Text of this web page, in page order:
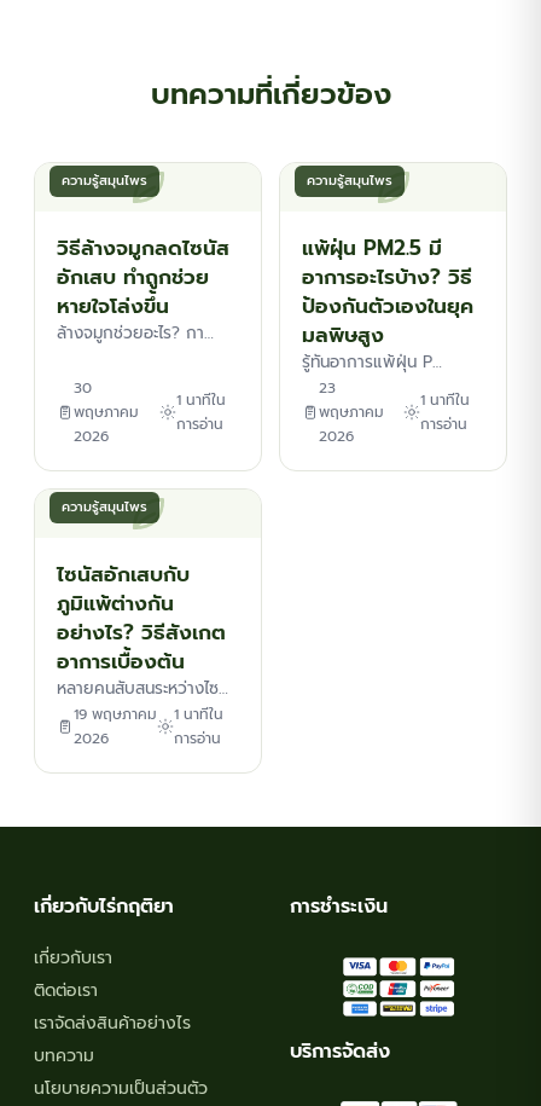
บทความที่เกี่ยวข้อง
ความรู้สมุนไพร
วิธีล้างจมูกลดไซนัส
อักเสบ ทำถูกช่วย
หายใจโล่งขึ้น
ล้างจมูกช่วยอะไร? กา…
30
พฤษภาคม
2026
1 นาทีใน
การอ่าน
ความรู้สมุนไพร
แพ้ฝุ่น PM2.5 มี
อาการอะไรบ้าง? วิธี
ป้องกันตัวเองในยุค
มลพิษสูง
รู้ทันอาการแพ้ฝุ่น P…
23
พฤษภาคม
2026
1 นาทีใน
การอ่าน
ความรู้สมุนไพร
ไซนัสอักเสบกับ
ภูมิแพ้ต่างกัน
อย่างไร? วิธีสังเกต
อาการเบื้องต้น
หลายคนสับสนระหว่างไซ…
19 พฤษภาคม
2026
1 นาทีใน
การอ่าน
เกี่ยวกับไร่กฤติยา
เกี่ยวกับเรา
ติดต่อเรา
เราจัดส่งสินค้าอย่างไร
บทความ
นโยบายความเป็นส่วนตัว
การชำระเงิน
บริการจัดส่ง